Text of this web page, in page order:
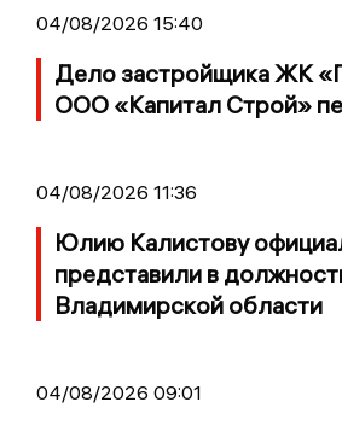
04/08/2026 15:40
Дело застройщика ЖК
ООО «Капитал Строй»
04/08/2026 11:36
Юлию Калистову
представили в
Владимирской области
04/08/2026 09:01